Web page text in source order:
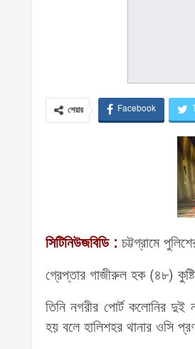
শেয়ার Facebook
সিটিনিউজবিডি : চট্টগ্রামে
গ্রেপ্তার গাজীরুল হক (৪৮)
তিনি নগরীর পোর্ট কলোনির দুই
হয় বলে হালিশহর থানার ওসি